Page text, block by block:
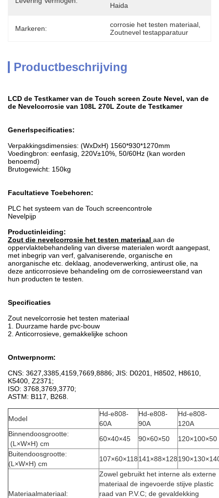
Haida
Markeren: corrosie het testen materiaal
Zoutnevel testapparatuur
Productbeschrijving
LCD de Testkamer van de Touch screen Zoute Nevel, van de
de Nevelcorrosie van 108L 270L Zoute de Testkamer
Generlspecificaties:
Verpakkingsdimensies: (WxDxH) 1560*930*1270mm
Voedingbron: eenfasig, 220V±10%, 50/60Hz (kan worden
benoemd)
Brutogewicht: 150kg
Facultatieve Toebehoren:
PLC het systeem van de Touch screencontrole
Nevelpijp
Productinleiding:
Zout die nevelcorrosie het testen materiaal aan de
oppervlaktebehandeling van diverse materialen wordt aangepast,
met inbegrip van verf, galvaniserende, organische en
anorganische etc. deklaag, anodeverwerking, antirust olie, na
deze anticorrosieve behandeling om de corrosieweerstand van
hun producten te testen.
Specificaties
Zout nevelcorrosie het testen materiaal
1. Duurzame harde pvc-bouw
2. Anticorrosieve, gemakkelijke schoon
Ontwerpnorm:
CNS: 3627,3385,4159,7669,8886; JIS: D0201, H8502, H8610,
K5400, Z2371;
ISO: 3768,3769,3770;
ASTM: B117, B268.
Model
Hd-e808-
60A
Hd-e808-
90A
Hd-e808-
120A
Binnendoosgrootte:
(L×W×H) cm
60×40×45 90×60×50
120×100×50
Buitendoosgrootte:
(L×W×H) cm
107×60×118141×88×128
Materiaalmateriaal:
Zowel gebruikt het interne als externe
materiaal de ingevoerde stijve plastic
raad van P.V.C; de gevaldekking